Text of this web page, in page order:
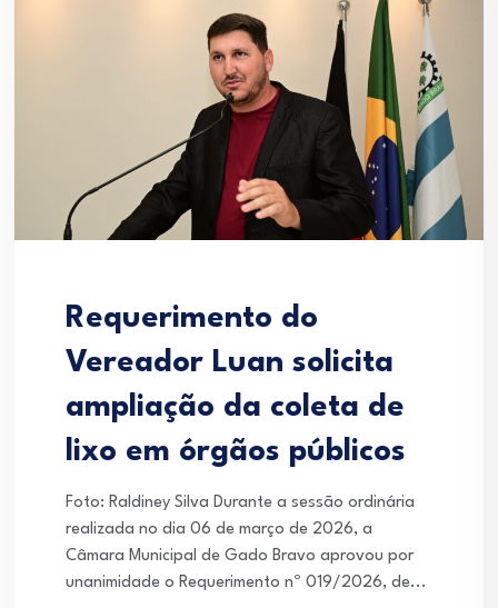
Requerimento do
Vereador Luan solicita
ampliação da coleta de
lixo em órgãos públicos
Foto: Raldiney Silva Durante a sessão ordinária
realizada no dia 06 de março de 2026, a
Câmara Municipal de Gado Bravo aprovou por
unanimidade o Requerimento nº 019/2026, de...